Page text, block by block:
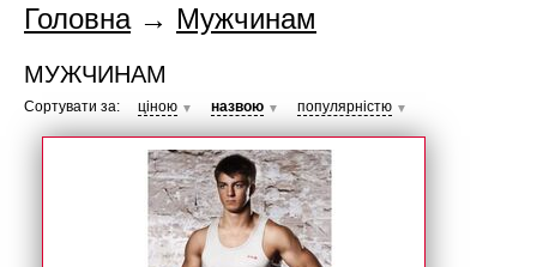
Головна→ Мужчинам
МУЖЧИНАМ
Сортувати за: ціною ▼ назвою ▼ популярністю ▼